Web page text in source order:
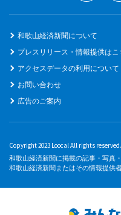
和歌山経済新聞について
プレスリリース・情報提供はこ
アクセスデータの利用について
お問い合わせ
広告のご案内
Copyright 2023 Loocal All rights reserved.
和歌山経済新聞に掲載の記事・写真
和歌山経済新聞またはその情報提供